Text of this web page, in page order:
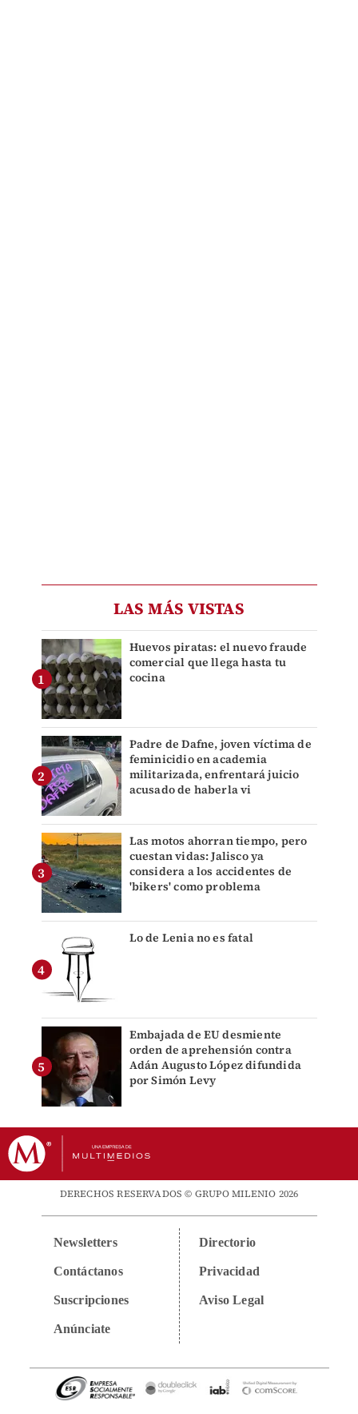
LAS MÁS VISTAS
Huevos piratas: el nuevo fraude
comercial que llega hasta tu
cocina
Padre de Dafne, joven víctima de
feminicidio en academia
militarizada, enfrentará juicio
acusado de haberla vi
Las motos ahorran tiempo, pero
cuestan vidas: Jalisco ya
considera a los accidentes de
'bikers' como problema
Lo de Lenia no es fatal
Embajada de EU desmiente
orden de aprehensión contra
Adán Augusto López difundida
por Simón Levy
DERECHOS RESERVADOS © GRUPO MILENIO 2026
Newsletters
Contáctanos
Suscripciones
Anúnciate
Directorio
Privacidad
Aviso Legal